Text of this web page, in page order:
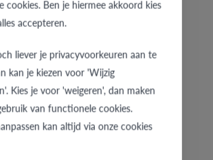
€ 1.469
cookies. Ben je hiermee akkoord kies
accepteren.
liever je privacyvoorkeuren aan te
kan je kiezen voor 'Wijzig
Kies je voor 'weigeren', dan maken
van functionele cookies.
kan altijd via onze cookies